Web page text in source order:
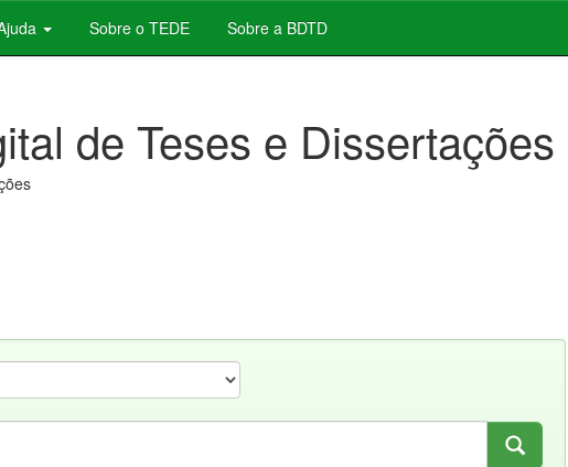
Sobre o TEDE Sobre a BDTD
de Teses e Dissertações